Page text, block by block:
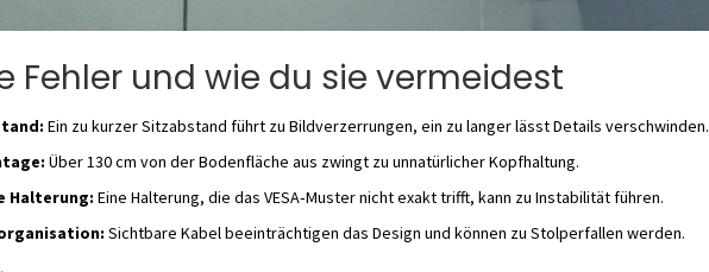
Fehler und wie du sie vermeidest
Ein zu kurzer Sitzabstand führt zu Bildverzerrungen, ein zu langer lässt Details verschwinden.
Über 130 cm von der Bodenfläche aus zwingt zu unnatürlicher Kopfhaltung.
Halterung: Eine Halterung, die das VESA‑Muster nicht exakt trifft, kann zu Instabilität führen.
Sichtbare Kabel beeinträchtigen das Design und können zu Stolperfallen werden.